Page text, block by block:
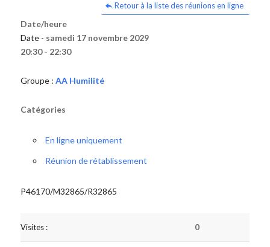
Retour à la liste des réunions en ligne
Date/heure
Date - samedi 17 novembre 2029
20:30 - 22:30
Groupe : AA Humilité
Catégories
En ligne uniquement
Réunion de rétablissement
P46170/M32865/R32865
Visites : 0